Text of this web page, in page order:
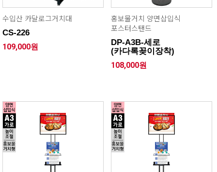
수입산 카달로그거치대
CS-226
109,000원
홍보물거치 양면삽입식
포스터스탠드
DP-A3B-세로
(카다록꽂이장착)
108,000원